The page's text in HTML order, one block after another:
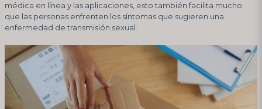
médica en línea y las aplicaciones, esto también facilita mucho
que las personas enfrenten los síntomas que sugieren una
enfermedad de transmisión sexual.